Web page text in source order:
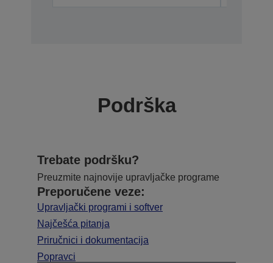
Podrška
Trebate podršku?
Preuzmite najnovije upravljačke programe
Preporučene veze:
Upravljački programi i softver
Najčešća pitanja
Priručnici i dokumentacija
Popravci